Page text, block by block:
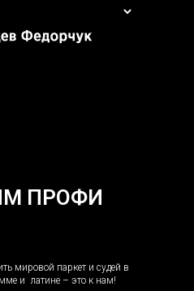
ПРОФИ
мировой паркет и судей в
и латине – это к нам!